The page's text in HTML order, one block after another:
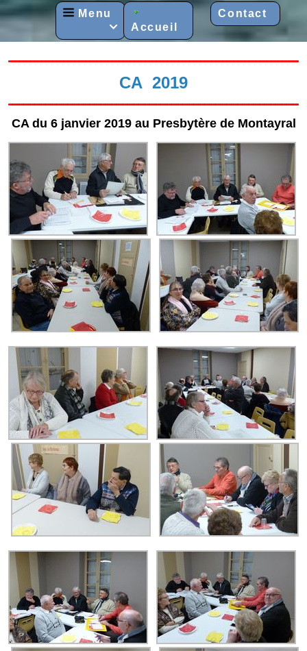
Menu
 Accueil
Contact
CA 2019
CA du 6 janvier 2019 au Presbytère de Montayral